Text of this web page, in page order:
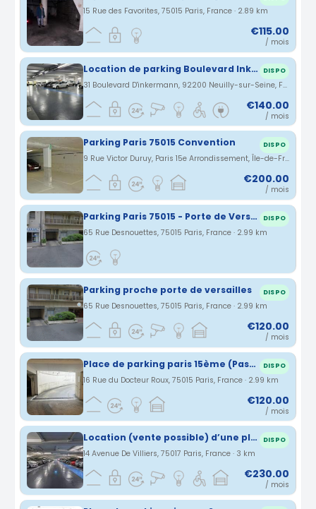
15 Rue des Favorites, 75015 Paris, France · 2.89 km
€115.00
/ mois
Location de parking Boulevard Inkermann Neuilly sur Seine DISPO
31 Boulevard D'inkermann, 92200 Neuilly-sur-Seine, France · 2.89 km
€140.00
/ mois
Parking Paris 75015 Convention DISPO
9 Rue Victor Duruy, Paris 15e Arrondissement, Île-de-France, France · 2.91 km
€200.00
/ mois
Parking Paris 75015 - Porte de Versailles - Rue desnouettes DISPO
65 Rue Desnouettes, 75015 Paris, France · 2.99 km
Parking proche porte de versailles DISPO
65 Rue Desnouettes, 75015 Paris, France · 2.99 km
€120.00
/ mois
Place de parking paris 15ème (Pasteur-Montparnasse) DISPO
16 Rue du Docteur Roux, 75015 Paris, France · 2.99 km
€120.00
/ mois
Location (vente possible) d’une place de parking Indigo Villiers DISPO
14 Avenue De Villiers, 75017 Paris, France · 3 km
€230.00
/ mois